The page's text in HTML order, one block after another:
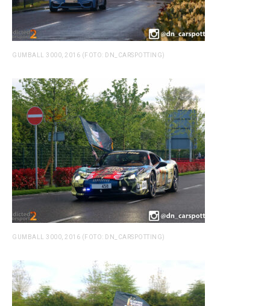
GUMBALL 3000, 2016 (FOTO: DN_CARSPOTTING)
GUMBALL 3000, 2016 (FOTO: DN_CARSPOTTING)